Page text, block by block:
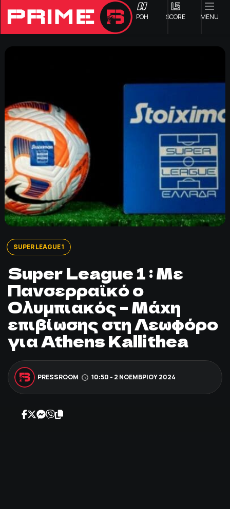
ΡΟΗ SCORE MENU
Γ ΕΘΝΙΚΗ
Α1 ΕΠΣΗ
Α2 ΕΠΣΗ
Β1 ΕΠΣΗ
Β2 ΕΠΣΗ
ΠΟΔΟΣΦΑΙΡΟ
ΑΛΛΑ ΣΠΟΡ
PRIME ZONE
ΕΠΙΚΑΙΡΟΤΗΤΑ
ΒΑΘΜΟΛΟΓΙΕΣ
SUPER LEAGUE 1
Super League 1 : Με
Πανσερραϊκό ο
Ολυμπιακός – Μάχη
επιβίωσης στη Λεωφόρο
για Athens Kallithea
PRESSROOM 10:50 - 2 ΝΟΕΜΒΡΊΟΥ 2024